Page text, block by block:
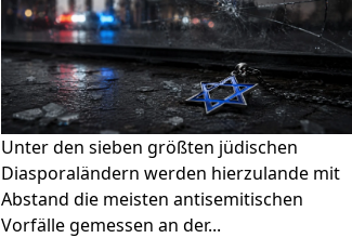
Unter den sieben größten jüdischen
Diasporaländern werden hierzulande mit
Abstand die meisten antisemitischen
Vorfälle gemessen an der...